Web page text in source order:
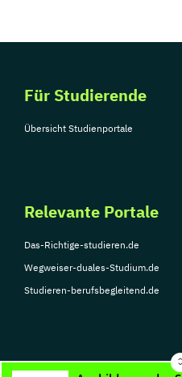
Für Studierende
Übersicht Studienportale
Relevante Portale
Das-Richtige-studieren.de
Wegweiser-duales-Studium.de
Studieren-berufsbegleitend.de